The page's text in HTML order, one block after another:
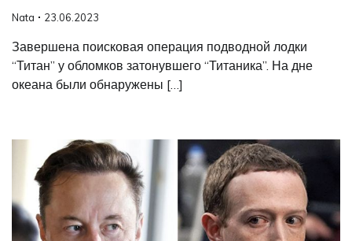
Nata 23.06.2023
Завершена поисковая операция подводной лодки
“Титан” у обломков затонувшего “Титаника”. На дне
океана были обнаружены […]